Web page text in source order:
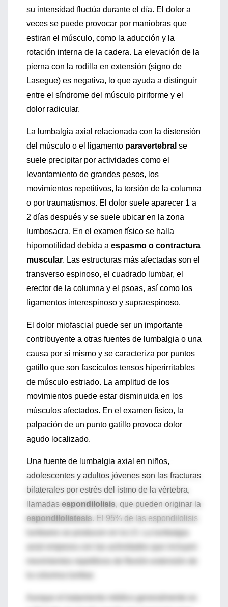
su intensidad fluctúa durante el día. El dolor a
veces se puede provocar por maniobras que
estiran el músculo, como la aducción y la
rotación interna de la cadera. La elevación de la
pierna con la rodilla en extensión (signo de
Lasegue) es negativa, lo que ayuda a distinguir
entre el síndrome del músculo piriforme y el
dolor radicular.
La lumbalgia axial relacionada con la distensión
del músculo o el ligamento paravertebral se
suele precipitar por actividades como el
levantamiento de grandes pesos, los
movimientos repetitivos, la torsión de la columna
o por traumatismos. El dolor suele aparecer 1 a
2 días después y se suele ubicar en la zona
lumbosacra. En el examen físico se halla
hipomotilidad debida a espasmo o contractura
muscular. Las estructuras más afectadas son el
transverso espinoso, el cuadrado lumbar, el
erector de la columna y el psoas, así como los
ligamentos interespinoso y supraespinoso.
El dolor miofascial puede ser un importante
contribuyente a otras fuentes de lumbalgia o una
causa por sí mismo y se caracteriza por puntos
gatillo que son fascículos tensos hiperirritables
de músculo estriado. La amplitud de los
movimientos puede estar disminuida en los
músculos afectados. En el examen físico, la
palpación de un punto gatillo provoca dolor
agudo localizado.
Una fuente de lumbalgia axial en niños,
adolescentes y adultos jóvenes son las fracturas
bilaterales por estrés del istmo de la vértebra,
llamadas espondilolisis, que pueden originar la
espondilolistesis. El 95% de las espondilolisis
lumbares se producen en la L5. La lumbalgia
axial empeora con las actividades que incluyen
Aunque el tratamiento médico generalmente es